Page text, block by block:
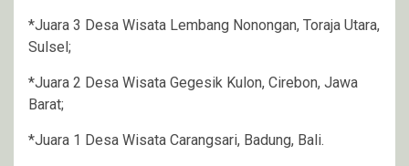
*Juara 3 Desa Wisata Lembang Nonongan, Toraja Utara,
Sulsel;
*Juara 2 Desa Wisata Gegesik Kulon, Cirebon, Jawa
Barat;
*Juara 1 Desa Wisata Carangsari, Badung, Bali.